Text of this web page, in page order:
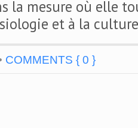
la mesure où elle
et à la
COMMENTS { 0 }